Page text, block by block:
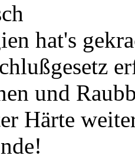
hat's
und
Härte